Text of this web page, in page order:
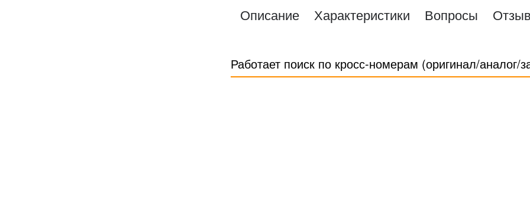
Описание Характеристики Вопросы
Работает поиск по кросс-номерам (оригинал/аналог/